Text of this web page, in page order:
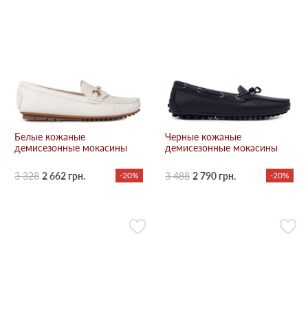
Белые кожаные
демисезонные мокасины
3 328 2 662 грн. -20%
Черные кожаные
демисезонные мокасины
3 488 2 790 грн. -20%